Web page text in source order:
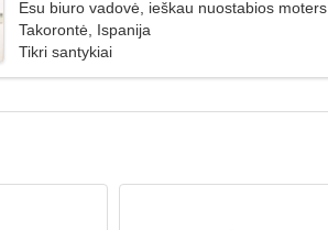
Esu biuro vadovė, ieškau nuostabios moters
Takorontė, Ispanija
Tikri santykiai